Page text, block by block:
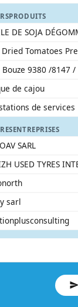
PRODUITS
DE SOJA
Dried Tomatoes
Bouze 9380 /8147 /
de cajou
de services
ENTREPRISES
SARL
USED TYRES
sarl